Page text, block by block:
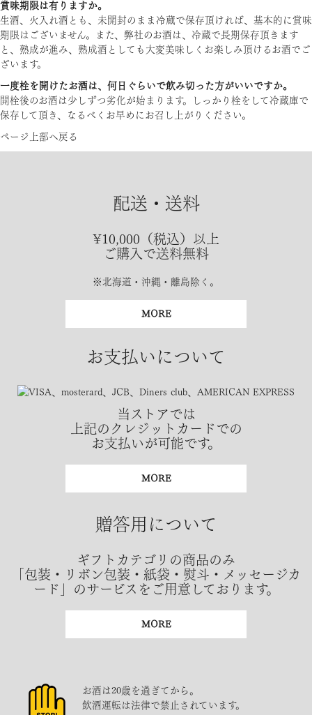
賞味期限は有りますか。
生酒、火入れ酒とも、未開封のまま冷蔵で保存頂ければ、基本的に賞味
期限はございません。また、弊社のお酒は、冷蔵で長期保存頂きます
と、熟成が進み、熟成酒としても大変美味しくお楽しみ頂けるお酒でご
ざいます。
一度栓を開けたお酒は、何日ぐらいで飲み切った方がいいですか。
開栓後のお酒は少しずつ劣化が始まります。しっかり栓をして冷蔵庫で
保存して頂き、なるべくお早めにお召し上がりください。
ページ上部へ戻る
配送・送料
¥10,000（税込）以上
ご購入で送料無料
※北海道・沖縄・離島除く。
MORE
お支払いについて
当ストアでは
上記のクレジットカードでの
お支払いが可能です。
MORE
贈答用について
ギフトカテゴリの商品のみ
「包装・リボン包装・紙袋・熨斗・メッセージカ
ード」のサービスをご用意しております。
MORE
お酒は20歳を過ぎてから。
飲酒運転は法律で禁止されています。